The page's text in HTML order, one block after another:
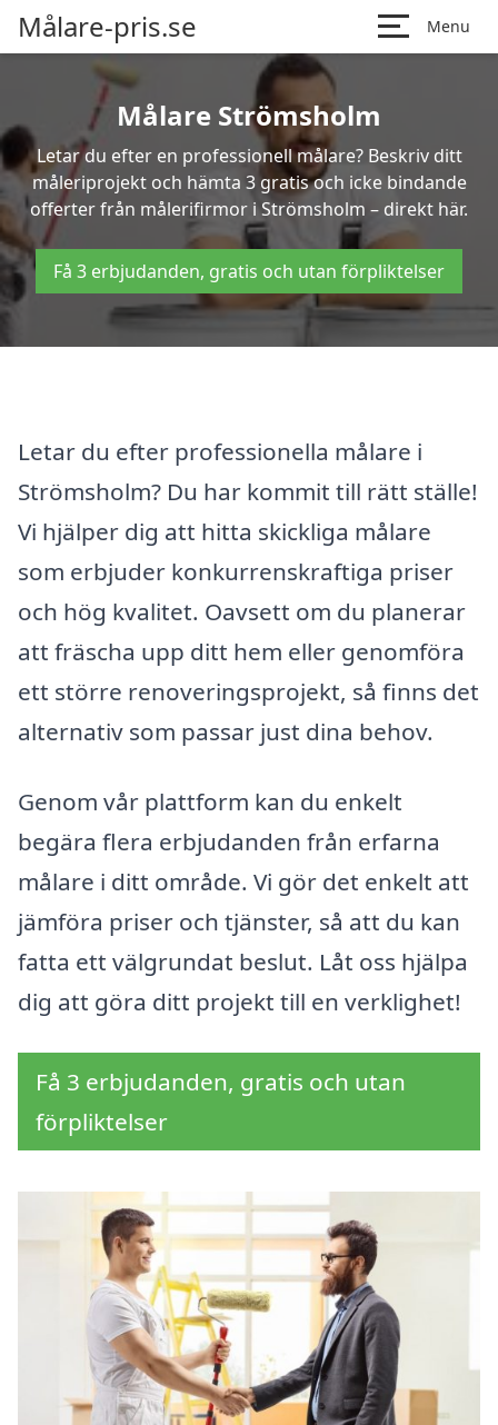
Målare-pris.se Menu
Målare Strömsholm
Letar du efter en professionell målare? Beskriv ditt
måleriprojekt och hämta 3 gratis och icke bindande
offerter från målerifirmor i Strömsholm – direkt här.
Få 3 erbjudanden, gratis och utan förpliktelser
Letar du efter professionella målare i
Strömsholm? Du har kommit till rätt ställe!
Vi hjälper dig att hitta skickliga målare
som erbjuder konkurrenskraftiga priser
och hög kvalitet. Oavsett om du planerar
att fräscha upp ditt hem eller genomföra
ett större renoveringsprojekt, så finns det
alternativ som passar just dina behov.
Genom vår plattform kan du enkelt
begära flera erbjudanden från erfarna
målare i ditt område. Vi gör det enkelt att
jämföra priser och tjänster, så att du kan
fatta ett välgrundat beslut. Låt oss hjälpa
dig att göra ditt projekt till en verklighet!
Få 3 erbjudanden, gratis och utan
förpliktelser